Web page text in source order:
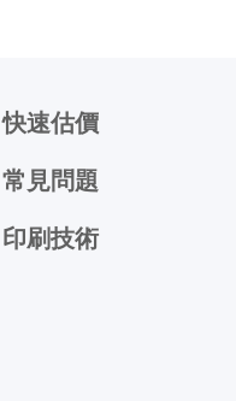
快速估價
常見問題
印刷技術